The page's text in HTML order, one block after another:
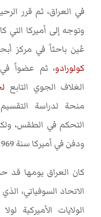
في العراق، ثم قرر
وتوجه إلى أميركا
عُين باحثاً في مركز
كولورادو، ثم عضواً في
الغلاف الجوي التابع
منحة لدراسة
التحكم في الطقس،
ودفن في أميركا سنة 1969.
كان العراق يومها قد
الاتحاد السوفياتي،
الولايات الأميركية لولا